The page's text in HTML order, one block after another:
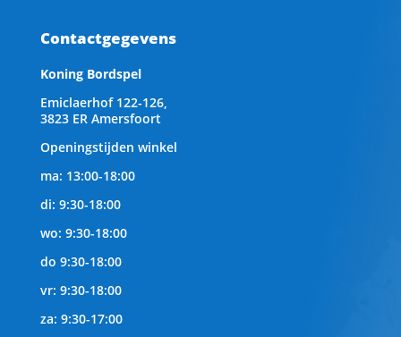
Contactgegevens
Koning Bordspel
Emiclaerhof 122-126,
3823 ER Amersfoort
Openingstijden winkel
ma: 13:00-18:00
di: 9:30-18:00
wo: 9:30-18:00
do 9:30-18:00
vr: 9:30-18:00
za: 9:30-17:00